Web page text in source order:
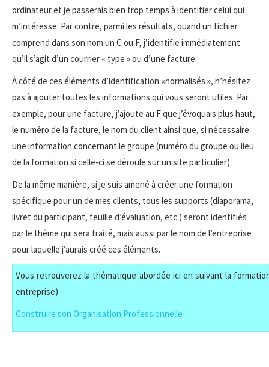
ordinateur et je passerais bien trop temps à identifier celui qui
m’intéresse. Par contre, parmi les résultats, quand un fichier
comprend dans son nom un C ou F, j’identifie immédiatement
qu’il s’agit d’un courrier « type » ou d’une facture.
À côté de ces éléments d’identification «normalisés », n’hésitez
pas à ajouter toutes les informations qui vous seront utiles. Par
exemple, pour une facture, j’ajoute au F que j’évoquais plus haut,
le numéro de la facture, le nom du client ainsi que, si nécessaire
une information concernant le groupe (numéro du groupe ou lieu
de la formation si celle-ci se déroule sur un site particulier).
De la même manière, si je suis amené à créer une formation
spécifique pour un de mes clients, tous les supports (diaporama,
livret du participant, feuille d’évaluation, etc.) seront identifiés
par le thème qui sera traité, mais aussi par le nom de l’entreprise
pour laquelle j’aurais créé ces éléments.
Vous retrouverez la thématique abordée ici en suivant la
entreprise) :
Construire son Organisation Professionnelle